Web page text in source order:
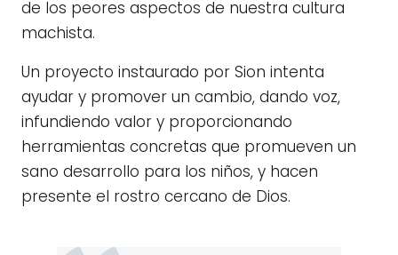
de los peores aspectos de nuestra cultura
machista.
Un proyecto instaurado por Sion intenta
ayudar y promover un cambio, dando voz,
infundiendo valor y proporcionando
herramientas concretas que promueven un
sano desarrollo para los niños, y hacen
presente el rostro cercano de Dios.